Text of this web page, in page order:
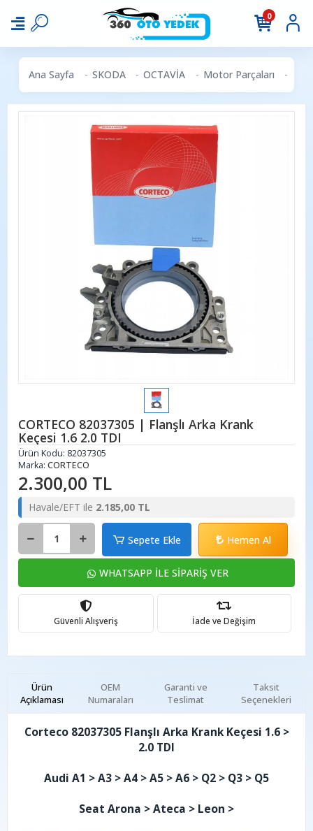
0
Ana Sayfa SKODA OCTAVİA Motor Parçaları
CORTECO 82037305 | Flanşlı Arka Krank
Keçesi 1.6 2.0 TDI
Ürün Kodu: 82037305
Marka: CORTECO
2.300,00 TL
Havale/EFT ile 2.185,00 TL
Sepete Ekle Hemen Al
WHATSAPP İLE SİPARİŞ VER
Güvenli Alışveriş İade ve Değişim
Ürün
Açıklaması
Garanti ve
Teslimat
Taksit
Seçenekleri
OEM
Numaraları
Corteco 82037305 Flanşlı Arka Krank Keçesi 1.6 >
2.0 TDI
Audi A1 > A3 > A4 > A5 > A6 > Q2 > Q3 > Q5
Seat Arona > Ateca > Leon >